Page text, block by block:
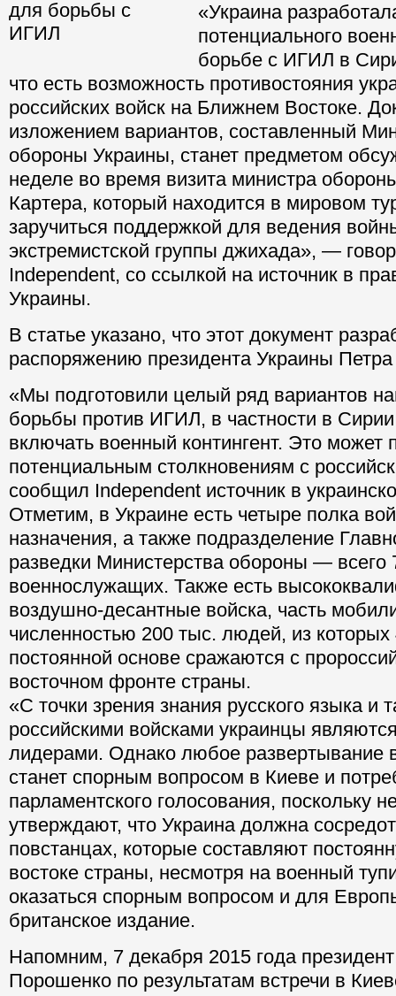
«Украина
потенциального
борьбе с ИГИЛ в
что есть возможность противостояния
российских войск на Ближнем Востоке.
изложением вариантов, составленный
обороны Украины, станет предметом
неделе во время визита министра
Картера, который находится в мировом
заручиться поддержкой для ведения
экстремистской группы джихада», —
Independent, со ссылкой на источник в
Украины.
В статье указано, что этот документ
распоряжению президента Украины
«Мы подготовили целый ряд вариантов
борьбы против ИГИЛ, в частности в
включать военный контингент. Это может
потенциальным столкновениям с
сообщил Independent источник в
Отметим, в Украине есть четыре полка
назначения, а также подразделение
разведки Министерства обороны — всего
военнослужащих. Также есть
воздушно-десантные войска, часть
численностью 200 тыс. людей, из которых
постоянной основе сражаются с
восточном фронте страны.
«С точки зрения знания русского языка и
российскими войсками украинцы
лидерами. Однако любое развертывание
станет спорным вопросом в Киеве и
парламентского голосования, поскольку
утверждают, что Украина должна
повстанцах, которые составляют
востоке страны, несмотря на военный
оказаться спорным вопросом и для
британское издание.
Напомним, 7 декабря 2015 года
Порошенко по результатам встречи в